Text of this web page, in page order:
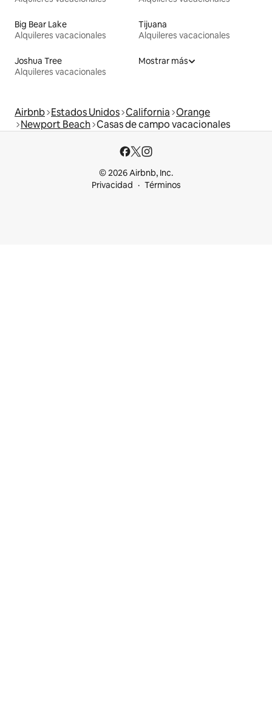
Big Bear Lake
Alquileres vacacionales
Tijuana
Alquileres vacacionales
Joshua Tree
Alquileres vacacionales
Mostrar más
Airbnb Estados Unidos California Orange
Newport Beach Casas de campo vacacionales
© 2026 Airbnb, Inc.
Privacidad
Términos